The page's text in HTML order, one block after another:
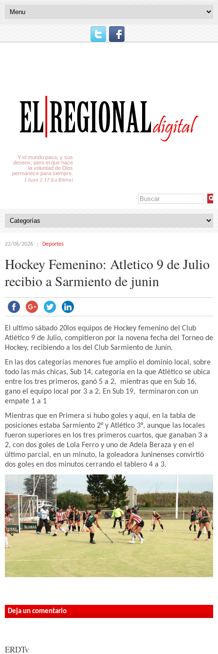
Y el mundo pasa, y sus
deseos; pero el que hace
la voluntad de Dios
permanece para siempre.
1 Juan 2:17 (La Biblia)
22/06/2026 Deportes
Hockey Femenino: Atletico 9 de Julio
recibio a Sarmiento de junin
El ultimo sábado 20los equipos de Hockey femenino del Club
Atlético 9 de Julio, compitieron por la novena fecha del Torneo de
Hockey, recibiendo a los del Club Sarmiento de Junín.
En las dos categorías menores fue amplio el dominio local, sobre
todo las más chicas, Sub 14, categoría en la que Atlético se ubica
entre los tres primeros, ganó 5 a 2, mientras que en Sub 16,
gano el equipo local por 3 a 2. En Sub 19, terminaron con un
empate 1 a 1
Mientras que en Primera sí hubo goles y aquí, en la tabla de
posiciones estaba Sarmiento 2° y Atlético 3°, aunque las locales
fueron superiores en los tres primeros cuartos, que ganaban 3 a
2, con dos goles de Lola Ferro y uno de Adela Beraza y en el
último parcial, en un minuto, la goleadora Juninenses convirtió
dos goles en dos minutos cerrando el tablero 4 a 3.
Deja un comentario
ERDTv